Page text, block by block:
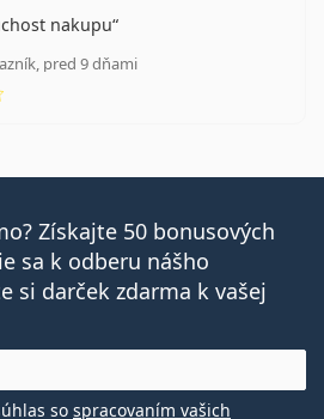
nakupu
pred 9 dňami
hodnotenie 4 z 5
Získajte 50 bonusových
sa k odberu nášho
si darček zdarma k vašej
so spracovaním vašich